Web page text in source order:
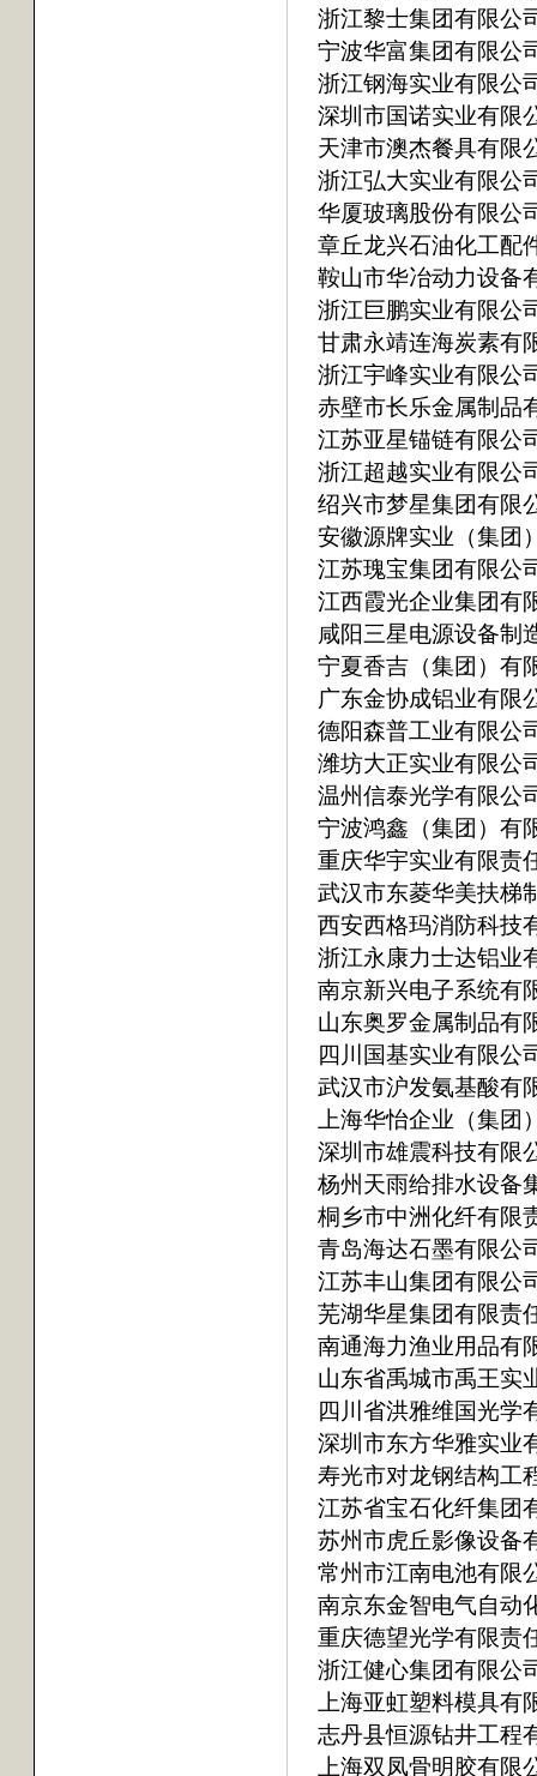
浙江黎士集团有限公
宁波华富集团有限公
浙江钢海实业有限公
深圳市国诺实业有限
天津市澳杰餐具有限
浙江弘大实业有限公
华厦玻璃股份有限公
章丘龙兴石油化工配
鞍山市华冶动力设备
浙江巨鹏实业有限公
甘肃永靖连海炭素有
浙江宇峰实业有限公
赤壁市长乐金属制品
江苏亚星锚链有限公
浙江超越实业有限公
绍兴市梦星集团有限
安徽源牌实业（集团
江苏瑰宝集团有限公
江西霞光企业集团有
咸阳三星电源设备制
宁夏香吉（集团）有
广东金协成铝业有限
德阳森普工业有限公
潍坊大正实业有限公
温州信泰光学有限公
宁波鸿鑫（集团）有
重庆华宇实业有限责
武汉市东菱华美扶梯
西安西格玛消防科技
浙江永康力士达铝业
南京新兴电子系统有
山东奥罗金属制品有
四川国基实业有限公
武汉市沪发氨基酸有
上海华怡企业（集团
深圳市雄震科技有限
杨州天雨给排水设备
桐乡市中洲化纤有限
青岛海达石墨有限公
江苏丰山集团有限公
芜湖华星集团有限责
南通海力渔业用品有
山东省禹城市禹王实
四川省洪雅维国光学
深圳市东方华雅实业
寿光市对龙钢结构工
江苏省宝石化纤集团
苏州市虎丘影像设备
常州市江南电池有限
南京东金智电气自动
重庆德望光学有限责
浙江健心集团有限公
上海亚虹塑料模具有
志丹县恒源钻井工程
上海双凤骨明胶有限